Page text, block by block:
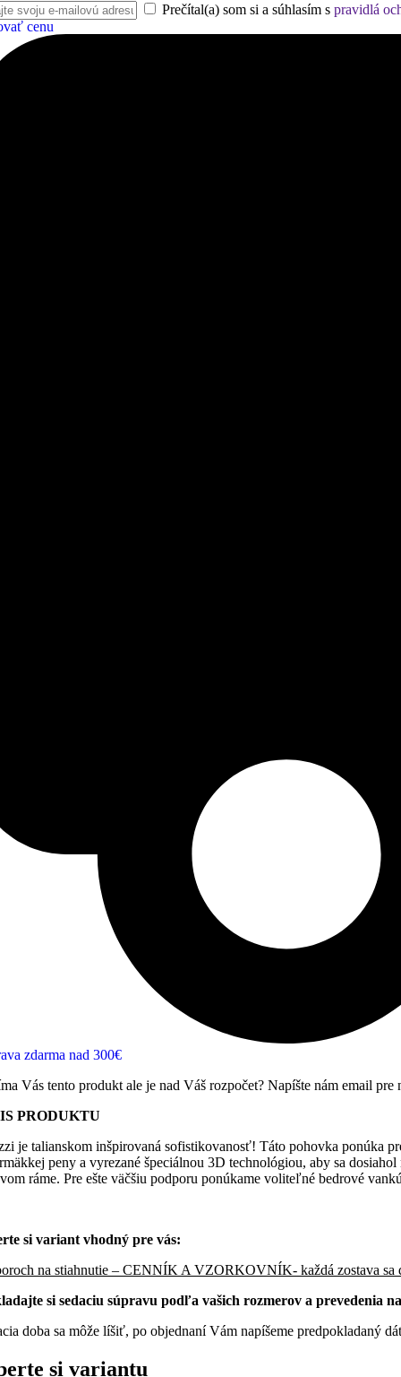
Prečítal(a) som si a súhlasím s pravidlá
cenu
zdarma nad 300€
Vás tento produkt ale je nad Váš rozpočet? Napíšte nám email
PRODUKTU
je talianskom inšpirovaná sofistikovanosť! Táto pohovka ponúka
peny a vyrezané špeciálnou 3D technológiou, aby sa
ráme. Pre ešte väčšiu podporu ponúkame voliteľné bedrové
si variant vhodný pre vás:
na stiahnutie – CENNÍK A VZORKOVNÍK- každá zostava sa
si sedaciu súpravu podľa vašich rozmerov a prevedenia
doba sa môže líšiť, po objednaní Vám napíšeme predpokladaný
si variantu